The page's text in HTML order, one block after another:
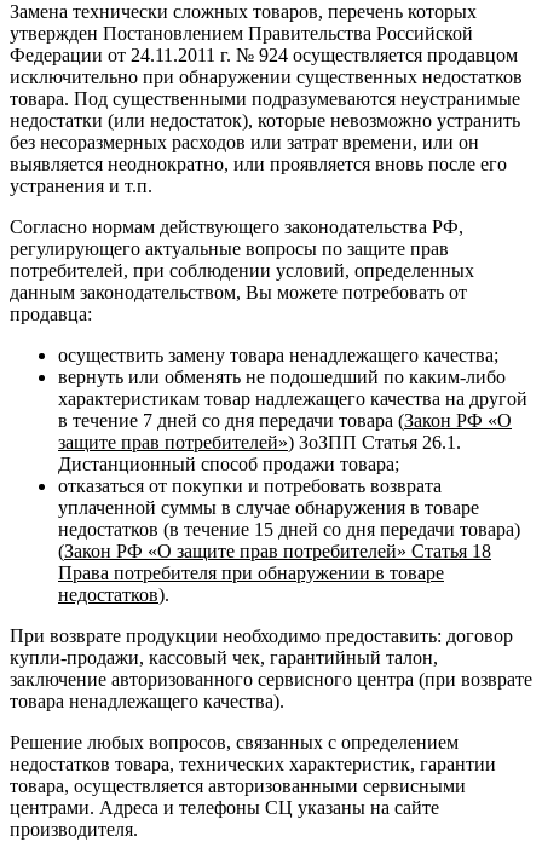
Замена технически сложных товаров, перечень которых
утвержден Постановлением Правительства Российской
Федерации от 24.11.2011 г. № 924 осуществляется продавцом
исключительно при обнаружении существенных недостатков
товара. Под существенными подразумеваются неустранимые
недостатки (или недостаток), которые невозможно устранить
без несоразмерных расходов или затрат времени, или он
выявляется неоднократно, или проявляется вновь после его
устранения и т.п.
Согласно нормам действующего законодательства РФ,
регулирующего актуальные вопросы по защите прав
потребителей, при соблюдении условий, определенных
данным законодательством, Вы можете потребовать от
продавца:
осуществить замену товара ненадлежащего качества;
вернуть или обменять не подошедший по каким-либо
характеристикам товар надлежащего качества на другой
в течение 7 дней со дня передачи товара (Закон РФ «О
защите прав потребителей») ЗоЗПП Статья 26.1.
Дистанционный способ продажи товара;
отказаться от покупки и потребовать возврата
уплаченной суммы в случае обнаружения в товаре
недостатков (в течение 15 дней со дня передачи товара)
(Закон РФ «О защите прав потребителей» Статья 18
Права потребителя при обнаружении в товаре
недостатков).
При возврате продукции необходимо предоставить: договор
купли-продажи, кассовый чек, гарантийный талон,
заключение авторизованного сервисного центра (при возврате
товара ненадлежащего качества).
Решение любых вопросов, связанных с определением
недостатков товара, технических характеристик, гарантии
товара, осуществляется авторизованными сервисными
центрами. Адреса и телефоны СЦ указаны на сайте
производителя.